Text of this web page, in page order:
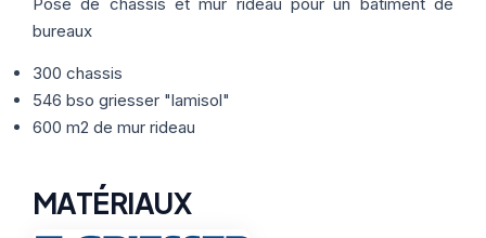
Nos Formules ACTUALITÉS
CONTACT
bureaux
300 chassis
546 bso griesser "lamisol"
600 m2 de mur rideau
MATÉRIAUX